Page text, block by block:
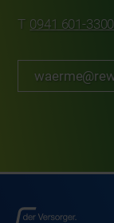
0941 601-3300